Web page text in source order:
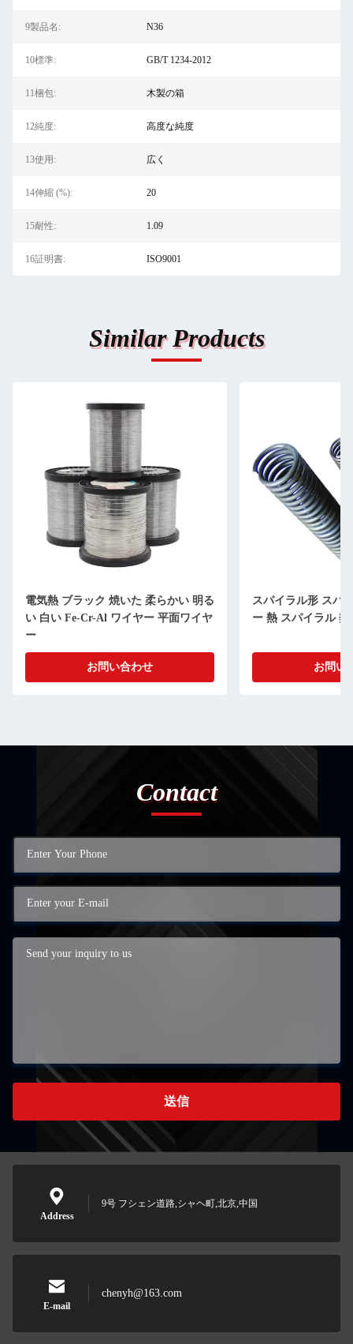
9製品名: N36
10標準: GB/T 1234-2012
11梱包: 木製の箱
12純度: 高度な純度
13使用: 広く
14伸縮 (%): 20
15耐性: 1.09
16証明書: ISO9001
Similar Products
電気熱 ブラック 焼いた 柔らかい 明る
い 白い Fe-Cr-Al ワイヤー 平面ワイヤ
ー
お問い合わせ
スパイラル形 スパ
ー 熱 スパイラル 熱
お問い
Contact
送信
Address
9号 フシェン道路,シャヘ町,北京,中国
E-mail
chenyh@163.com